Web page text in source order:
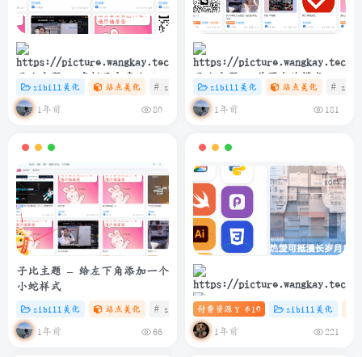
子比主题 – 多栏目文章小工具
样式美化
zibill美化 站点美化 # zibll # C # 美化
1年前 80
子比主题 – 首页卡片模式一排
6个
zibill美化 站点美化 #
1年前 181
子比主题 – 给左下角添加一个
小蛇样式
zibill美化 站点美化 # zibll # C # HTML
1年前 66
子比主题 – 滚动图标推荐卡片
（第三版）
付费资源 Y 币 10 zibill美化
1年前 221